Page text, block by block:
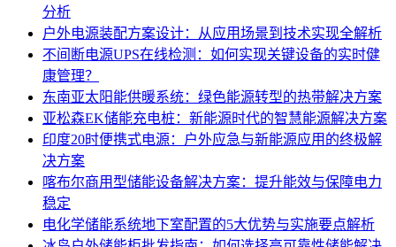
分析
户外电源装配方案设计：从应用场景到技术实现全解析
不间断电源UPS在线检测：如何实现关键设备的实时健
康管理？
东南亚太阳能供暖系统：绿色能源转型的热带解决方案
亚松森EK储能充电桩：新能源时代的智慧能源解决方案
印度20时便携式电源：户外应急与新能源应用的终极解
决方案
喀布尔商用型储能设备解决方案：提升能效与保障电力
稳定
电化学储能系统地下室配置的5大优势与实施要点解析